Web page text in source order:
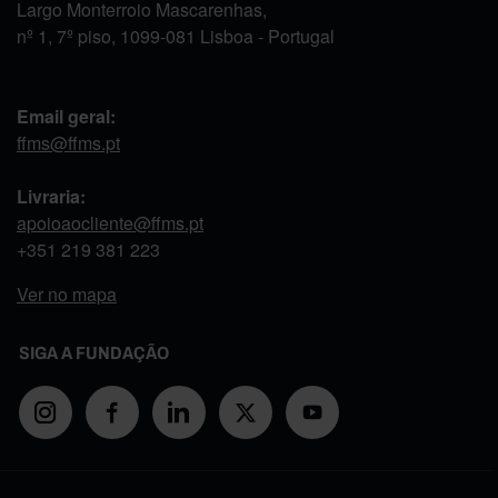
Largo Monterroio Mascarenhas,
nº 1, 7º piso, 1099-081 Lisboa - Portugal
Email geral:
ffms@ffms.pt
Livraria:
apoioaocliente@ffms.pt
+351 219 381 223
Ver no mapa
SIGA A FUNDAÇÃO